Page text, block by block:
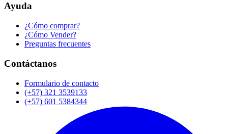
Ayuda
¿Cómo comprar?
¿Cómo Vender?
Preguntas frecuentes
Contáctanos
Formulario de contacto
(+57) 321 3539133
(+57) 601 5384344